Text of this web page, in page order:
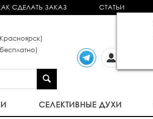
СДЕЛАТЬ ЗАКАЗ СТАТЬИ
СЕЛЕКТИВНЫЕ ДУХИ